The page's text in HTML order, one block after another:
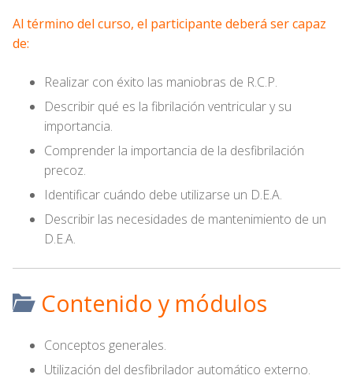
Al término del curso, el participante deberá ser capaz
de:
Realizar con éxito las maniobras de R.C.P.
Describir qué es la fibrilación ventricular y su
importancia.
Comprender la importancia de la desfibrilación
precoz.
Identificar cuándo debe utilizarse un D.E.A.
Describir las necesidades de mantenimiento de un
D.E.A.
Contenido y módulos
Conceptos generales.
Utilización del desfibrilador automático externo.